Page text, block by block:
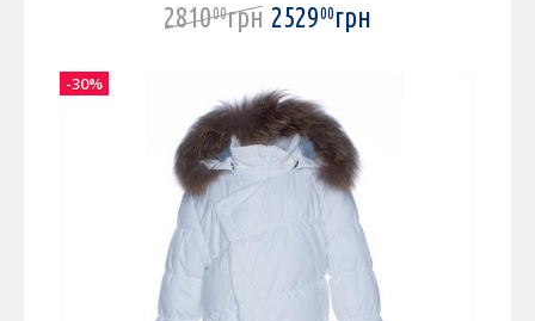
281000грн 252900грн
-30%